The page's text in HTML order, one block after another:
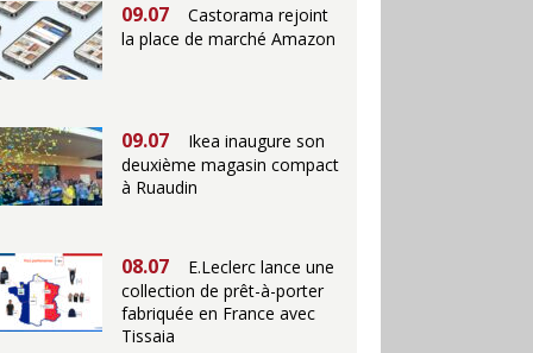
09.07
Castorama rejoint
la place de marché Amazon
09.07
Ikea inaugure son
deuxième magasin compact
à Ruaudin
08.07
E.Leclerc lance une
collection de prêt-à-porter
fabriquée en France avec
Tissaia